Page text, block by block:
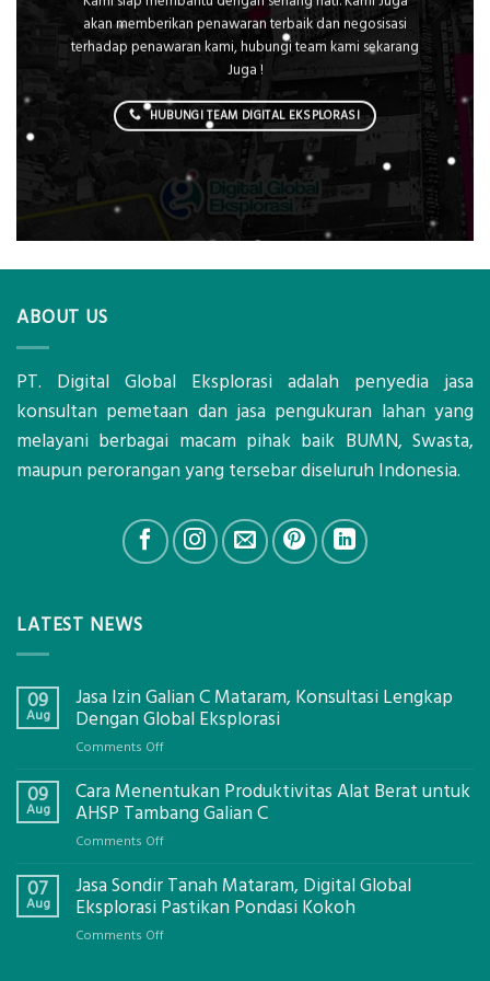
akan memberikan penawaran terbaik dan negosisasi
terhadap penawaran kami, hubungi team kami sekarang
Juga !
HUBUNGI TEAM DIGITAL EKSPLORASI
ABOUT US
PT. Digital Global Eksplorasi adalah penyedia jasa
konsultan pemetaan dan jasa pengukuran lahan yang
melayani berbagai macam pihak baik BUMN, Swasta,
maupun perorangan yang tersebar diseluruh Indonesia.
LATEST NEWS
09
Aug
Jasa Izin Galian C Mataram, Konsultasi Lengkap
Dengan Global Eksplorasi
Comments Offon
Izin
Galian
Lengkap
Dengan
Global
09
Aug
Cara Menentukan Produktivitas Alat Berat untuk
AHSP Tambang Galian C
Comments Offon
Menentukan
Produktivitas
07
Aug
Jasa Sondir Tanah Mataram, Digital Global
Eksplorasi Pastikan Pondasi Kokoh
Comments Offon